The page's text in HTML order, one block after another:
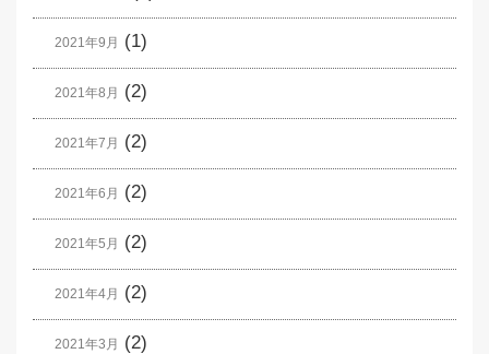
2021年9月 (1)
2021年8月 (2)
2021年7月 (2)
2021年6月 (2)
2021年5月 (2)
2021年4月 (2)
2021年3月 (2)